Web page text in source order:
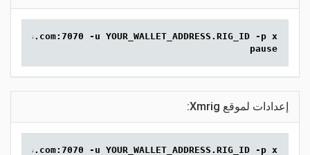
-u YOUR_WALLET_ADDRESS.RIG_ID -p x
pause
إعدادات لموقع Xmrig:
-u YOUR_WALLET_ADDRESS.RIG_ID -p x